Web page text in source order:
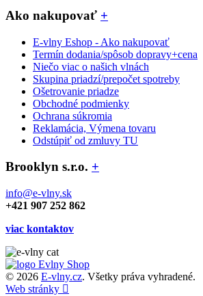
Ako nakupovať +
E-vlny Eshop - Ako nakupovať
Termín dodania/spôsob dopravy+cena
Niečo viac o našich vlnách
Skupina priadzí/prepočet spotreby
Ošetrovanie priadze
Obchodné podmienky
Ochrana súkromia
Reklamácia, Výmena tovaru
Odstúpiť od zmluvy TU
Brooklyn s.r.o. +
info@e-vlny.sk
+421 907 252 862
viac kontaktov
© 2026 E-vlny.cz. Všetky práva vyhradené.
Web stránky